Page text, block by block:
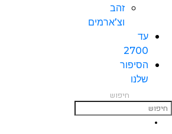
זהב
וצ’ארמים
עד
2700
הסיפור
שלנו
חיפוש